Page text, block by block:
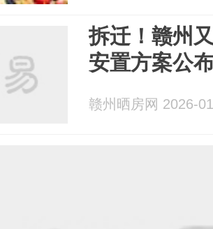
拆迁！赣州
安置方案公
赣州晒房网 2026-